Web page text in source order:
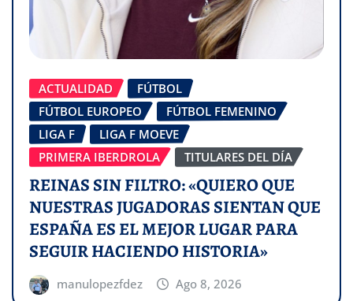
ACTUALIDAD
FÚTBOL
FÚTBOL EUROPEO
FÚTBOL FEMENINO
LIGA F
LIGA F MOEVE
PRIMERA IBERDROLA
TITULARES DEL DÍA
REINAS SIN FILTRO: «QUIERO QUE
NUESTRAS JUGADORAS SIENTAN QUE
ESPAÑA ES EL MEJOR LUGAR PARA
SEGUIR HACIENDO HISTORIA»
manulopezfdez Ago 8, 2026